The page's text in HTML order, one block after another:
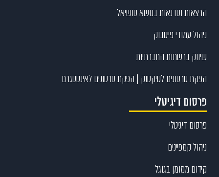
הרצאות וסדנאות בנושא סושיאל
ניהול עמודי פייסבוק
שיווק ברשתות החברתיות
הפקת סרטונים לטיקטוק | הפקת סרטונים לאינסטגרם
פרסום דיגיטלי
פרסום דיגיטלי
ניהול קמפיינים
קידום ממומן בגוגל